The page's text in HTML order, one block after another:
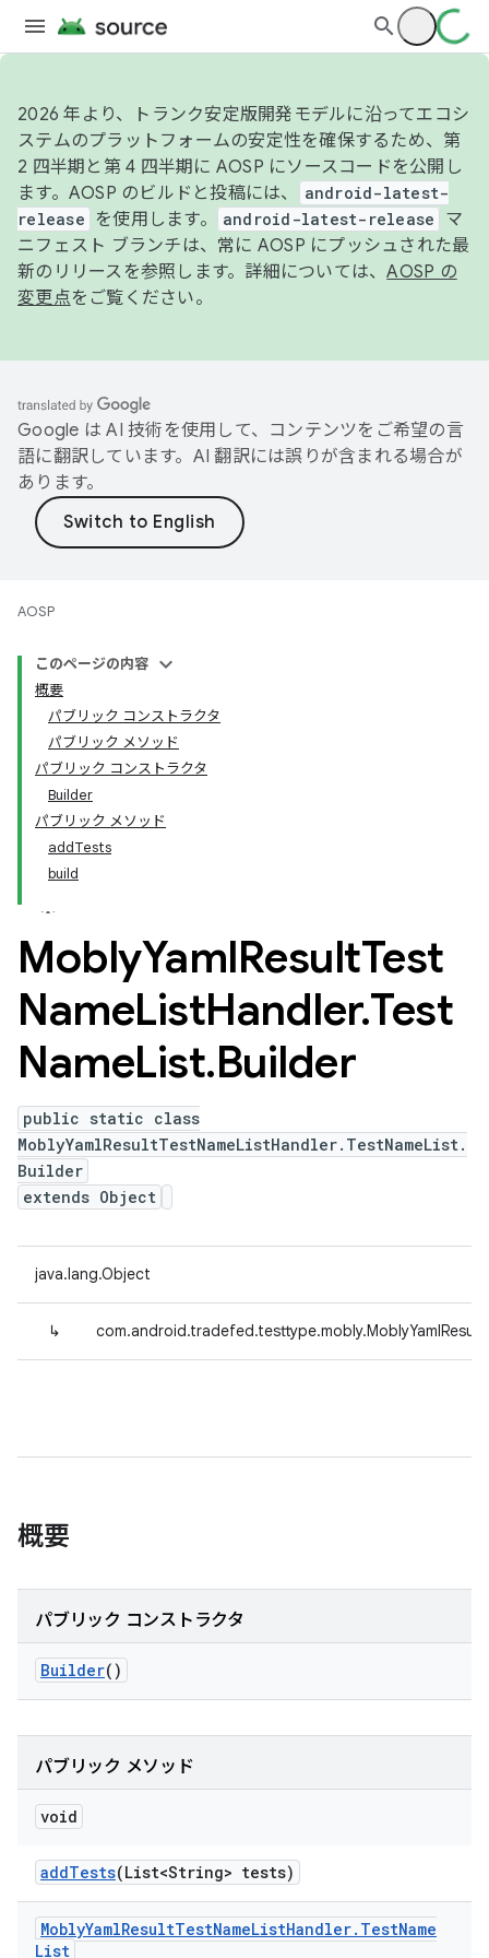
2026 年より、トランク安定版開発モデルに沿ってエコシ
ステムのプラットフォームの安定性を確保するため、第
2 四半期と第 4 四半期に AOSP にソースコードを公開し
ます。AOSP のビルドと投稿には、
android-latest-
release
を使用します。 android-latest-release
マ
ニフェスト ブランチは、常に AOSP にプッシュされた最
新のリリースを参照します。詳細については、AOSP の
変更点をご覧ください。
Google は AI 技術を使用して、コンテンツをご希望の言
語に翻訳しています。AI 翻訳には誤りが含まれる場合が
あります。
AOSP
このページの内容
概要
パブリック コンストラクタ
パブリック メソッド
パブリック コンストラクタ
Builder
パブリック メソッド
addTests
build
MoblyYamlResultTest
NameListHandler.Test
NameList.Builder
public static class
MoblyYamlResultTestNameListHandler.TestNameList.
Builder
extends Object
java.lang.Object
↳
概要
パブリック コンストラクタ
Builder()
パブリック メソッド
void
addTests(List<String> tests)
MoblyYamlResultTestNameListHandler. TestName
List